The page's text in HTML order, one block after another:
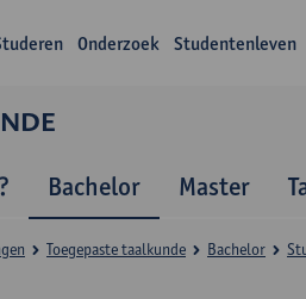
Onderzoek Studentenleven
Bachelor Master
Toegepaste taalkunde Bachelor